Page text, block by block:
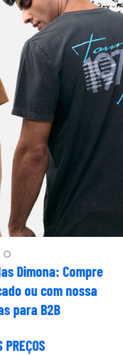
Dimona: Compre
ou com nossa
para B2B
PREÇOS